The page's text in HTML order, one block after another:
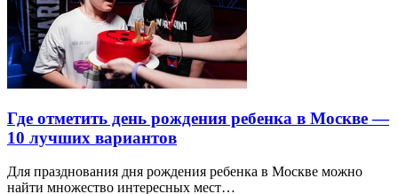
Где отметить день рождения ребенка в Москве —
10 лучших вариантов
Для празднования дня рождения ребенка в Москве можно
найти множество интересных мест…